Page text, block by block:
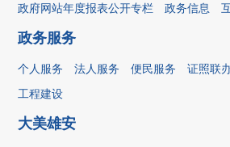
政府网站年度报表公开专栏
政务信息
政务服务
个人服务 法人服务 便民服务 证照联
工程建设
大美雄安